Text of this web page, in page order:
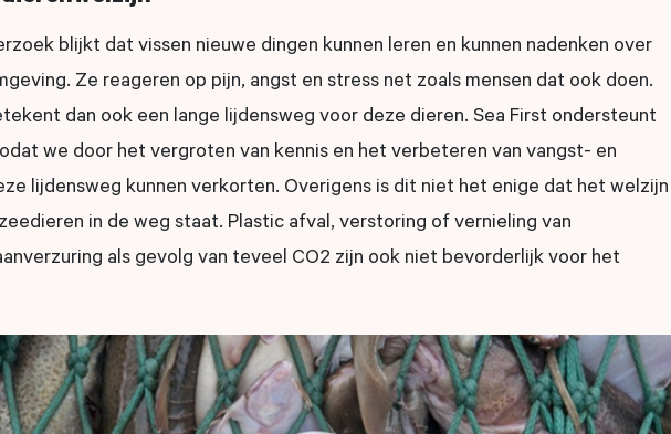
blijkt dat vissen nieuwe dingen kunnen leren en kunnen nadenken over
Ze reageren op pijn, angst en stress net zoals mensen dat ook doen.
dan ook een lange lijdensweg voor deze dieren. Sea First ondersteunt
we door het vergroten van kennis en het verbeteren van vangst- en
lijdensweg kunnen verkorten. Overigens is dit niet het enige dat het welzijn
in de weg staat. Plastic afval, verstoring of vernieling van
als gevolg van teveel CO2 zijn ook niet bevorderlijk voor het